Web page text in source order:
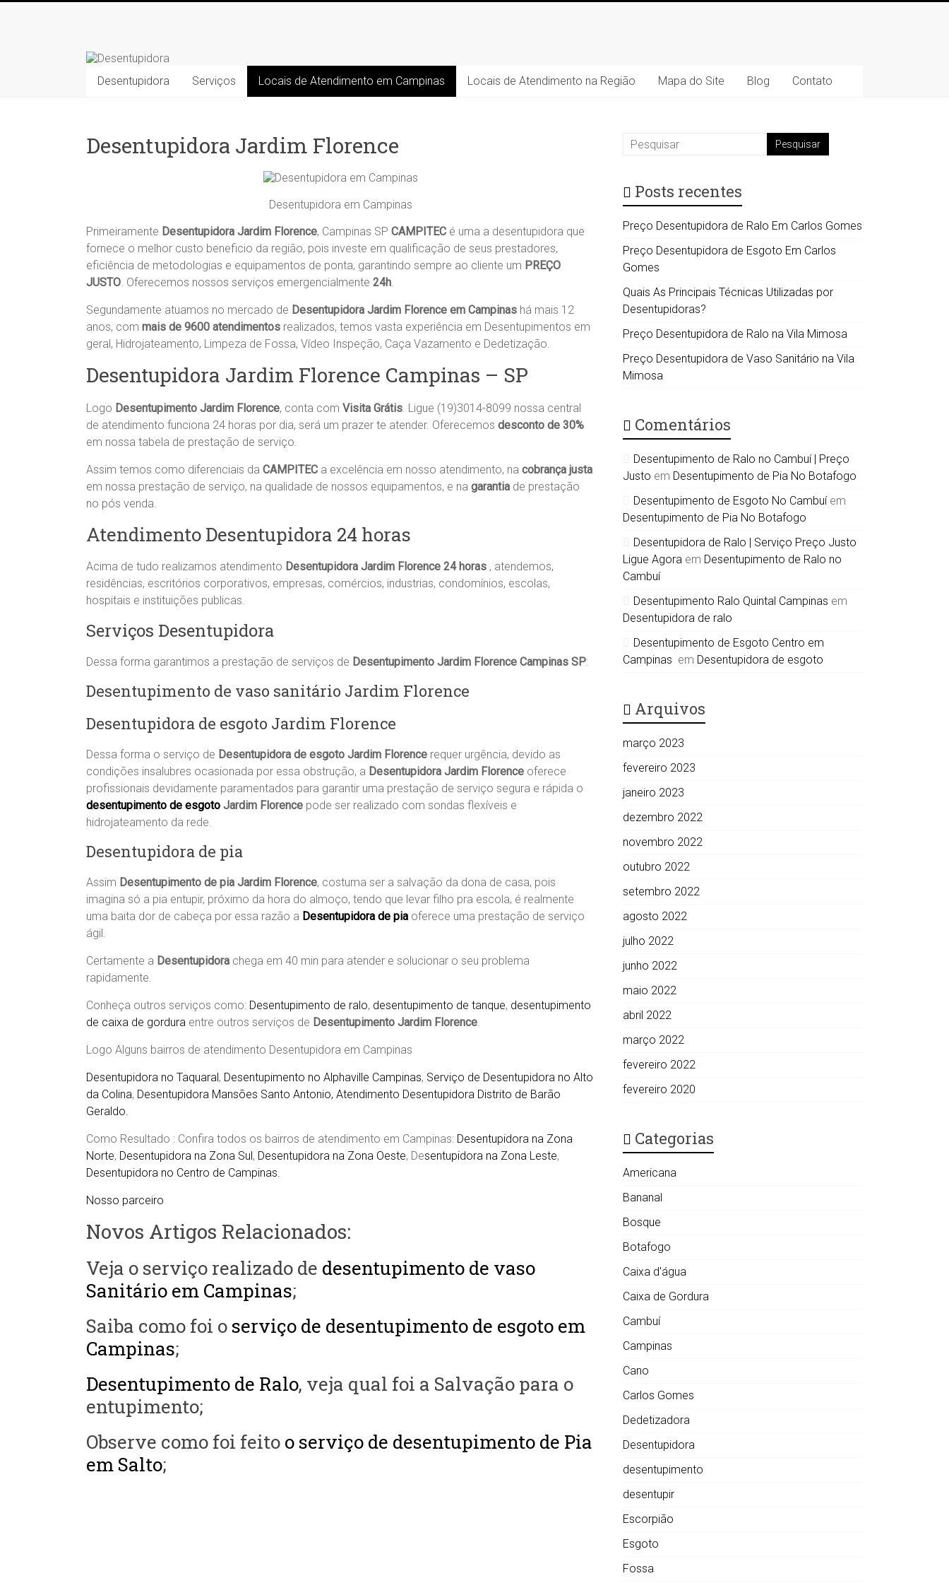
Desentupidora
Desentupidora
em
Preço
30
Desentupidora Serviços Locais de Atendimento em Campinas Locais de Atendimento na Região Mapa do Site Blog Contato
Desentupidora Jardim Florence
Desentupidora em Campinas
Primeiramente Desentupidora Jardim Florence, Campinas SP CAMPITEC é uma a desentupidora que
fornece o melhor custo beneficio da região, pois investe em qualificação de seus prestadores,
eficiência de metodologias e equipamentos de ponta, garantindo sempre ao cliente um PREÇO
JUSTO. Oferecemos nossos serviços emergencialmente 24h.
Segundamente atuamos no mercado de Desentupidora Jardim Florence em Campinas há mais 12
anos, com mais de 9600 atendimentos realizados, temos vasta experiência em Desentupimentos em
geral, Hidrojateamento, Limpeza de Fossa, Vídeo Inspeção, Caça Vazamento e Dedetização.
Desentupidora Jardim Florence Campinas – SP
Logo Desentupimento Jardim Florence, conta com Visita Grátis. Ligue (19)3014-8099 nossa central
de atendimento funciona 24 horas por dia, será um prazer te atender. Oferecemos desconto de 30%
em nossa tabela de prestação de serviço.
Assim temos como diferenciais da CAMPITEC a excelência em nosso atendimento, na cobrança justa
em nossa prestação de serviço, na qualidade de nossos equipamentos, e na garantia de prestação
no pós venda.
Atendimento Desentupidora 24 horas
Acima de tudo realizamos atendimento Desentupidora Jardim Florence 24 horas , atendemos,
residências, escritórios corporativos, empresas, comércios, industrias, condomínios, escolas,
hospitais e instituições publicas.
Serviços Desentupidora
Dessa forma garantimos a prestação de serviços de Desentupimento Jardim Florence Campinas SP:
Desentupimento de vaso sanitário Jardim Florence
Desentupidora de esgoto Jardim Florence
Dessa forma o serviço de Desentupidora de esgoto Jardim Florence requer urgência, devido as
condições insalubres ocasionada por essa obstrução, a Desentupidora Jardim Florence oferece
profissionais devidamente paramentados para garantir uma prestação de serviço segura e rápida o
desentupimento de esgoto Jardim Florence pode ser realizado com sondas flexíveis e
hidrojateamento da rede.
Desentupidora de pia
Assim Desentupimento de pia Jardim Florence, costuma ser a salvação da dona de casa, pois
imagina só a pia entupir, próximo da hora do almoço, tendo que levar filho pra escola, é realmente
uma baita dor de cabeça por essa razão a Desentupidora de pia oferece uma prestação de serviço
ágil.
Certamente a Desentupidora chega em 40 min para atender e solucionar o seu problema
rapidamente.
Conheça outros serviços como: Desentupimento de ralo, desentupimento de tanque, desentupimento
de caixa de gordura entre outros serviços de Desentupimento Jardim Florence.
Logo Alguns bairros de atendimento Desentupidora em Campinas
Desentupidora no Taquaral, Desentupimento no Alphaville Campinas, Serviço de Desentupidora no Alto
da Colina, Desentupidora Mansões Santo Antonio, Atendimento Desentupidora Distrito de Barão
Geraldo.
Como Resultado : Confira todos os bairros de atendimento em Campinas: Desentupidora na Zona
Norte, Desentupidora na Zona Sul, Desentupidora na Zona Oeste, Desentupidora na Zona Leste,
Desentupidora no Centro de Campinas.
Nosso parceiro
Novos Artigos Relacionados:
Veja o serviço realizado de desentupimento de vaso
Sanitário em Campinas;
Saiba como foi o serviço de desentupimento de esgoto em
Campinas;
Desentupimento de Ralo, veja qual foi a Salvação para o
entupimento;
Observe como foi feito o serviço de desentupimento de Pia
em Salto;
Posts recentes
Preço Desentupidora de Ralo Em Carlos Gomes
Preço Desentupidora de Esgoto Em Carlos
Gomes
Quais As Principais Técnicas Utilizadas por
Desentupidoras?
Preço Desentupidora de Ralo na Vila Mimosa
Preço Desentupidora de Vaso Sanitário na Vila
Mimosa
Comentários
Desentupimento de Ralo no Cambuí | Preço
Justo em Desentupimento de Pia No Botafogo
Desentupimento de Esgoto No Cambuíem
Desentupimento de Pia No Botafogo
Desentupidora de Ralo | Serviço Preço Justo
Ligue Agora em Desentupimento de Ralo no
Cambuí
Desentupimento Ralo Quintal Campinas em
Desentupidora de ralo
Desentupimento de Esgoto Centro em
Campinas em Desentupidora de esgoto
Arquivos
março 2023
fevereiro 2023
janeiro 2023
dezembro 2022
novembro 2022
outubro 2022
setembro 2022
agosto 2022
julho 2022
junho 2022
maio 2022
abril 2022
março 2022
fevereiro 2022
fevereiro 2020
Categorias
Americana
Bananal
Bosque
Botafogo
Caixa d'água
Caixa de Gordura
Cambuí
Campinas
Cano
Carlos Gomes
Dedetizadora
Desentupidora
desentupimento
desentupir
Escorpião
Esgoto
Fossa